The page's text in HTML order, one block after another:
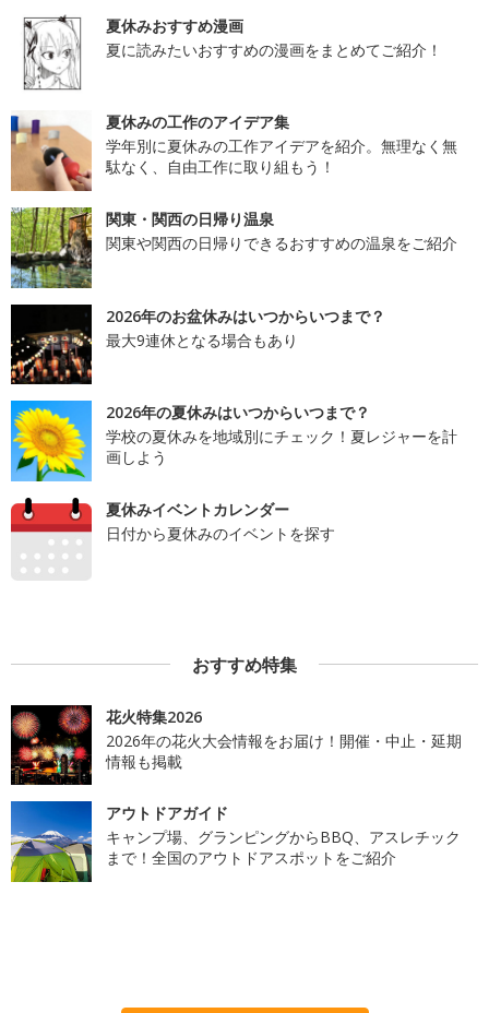
夏休みおすすめ漫画
夏に読みたいおすすめの漫画をまとめてご紹介！
夏休みの工作のアイデア集
学年別に夏休みの工作アイデアを紹介。無理なく無
駄なく、自由工作に取り組もう！
関東・関西の日帰り温泉
関東や関西の日帰りできるおすすめの温泉をご紹介
2026年のお盆休みはいつからいつまで？
最大9連休となる場合もあり
2026年の夏休みはいつからいつまで？
学校の夏休みを地域別にチェック！夏レジャーを計
画しよう
夏休みイベントカレンダー
日付から夏休みのイベントを探す
おすすめ特集
花火特集2026
2026年の花火大会情報をお届け！開催・中止・延期
情報も掲載
アウトドアガイド
キャンプ場、グランピングからBBQ、アスレチック
まで！全国のアウトドアスポットをご紹介